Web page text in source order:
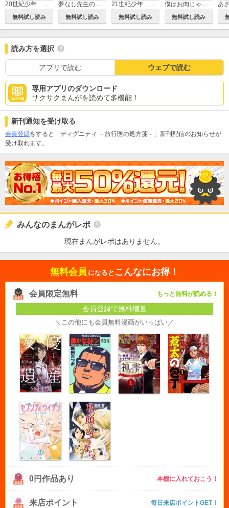
20世紀少年 完全版 デジタル Ver.
無料試し読み
夢なし先生の進路指導
無料試し読み
21世紀少年 完全版 デジタル Ver.
無料試し読み
僕はお肉じゃない
無料試し読み
あ
読み方を選択
アプリで読む ウェブで読む
専用アプリのダウンロード
サクサクまんがを読めて多機能！
新刊通知を受け取る
会員登録をすると「ディグニティ －旅行医の処方箋－」新刊配信のお知らせが
受け取れます。
みんなのまんがレポ
現在まんがレポはありません。
無料会員 になると こんなにお得！
会員限定無料 もっと無料が読める！
会員登録で無料増量
＼この他にも会員無料漫画がいっぱい／
0円作品あり 本棚に入れておこう！
来店ポイント 毎日来店ポイントGET！